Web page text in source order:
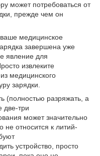
может потребоваться от
прежде чем он
медицинское
завершена уже
явление для
извлеките
медицинского
зарядки.
(полностью разряжать, а
две-три
может значительно
не относится к литий-
устройство, просто